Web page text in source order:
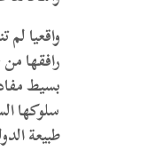
واقعيا
رافقها
بسيط
سلوكها
طبيعة